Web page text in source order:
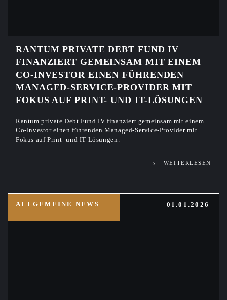
RANTUM PRIVATE DEBT FUND IV
FINANZIERT GEMEINSAM MIT EINEM
CO-INVESTOR EINEN FÜHRENDEN
MANAGED-SERVICE-PROVIDER MIT
FOKUS AUF PRINT- UND IT-LÖSUNGEN
Rantum private Debt Fund IV finanziert gemeinsam mit einem
Co-Investor einen führenden Managed-Service-Provider mit
Fokus auf Print- und IT-Lösungen.
WEITERLESEN
ALLGEMEINE NEWS 01.01.2026